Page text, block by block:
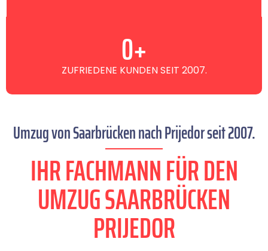
ZUFRIEDENE KUNDEN SEIT 2007.
0+
Umzug von Saarbrücken nach Prijedor seit 2007.
IHR FACHMANN FÜR DEN
UMZUG SAARBRÜCKEN
PRIJEDOR